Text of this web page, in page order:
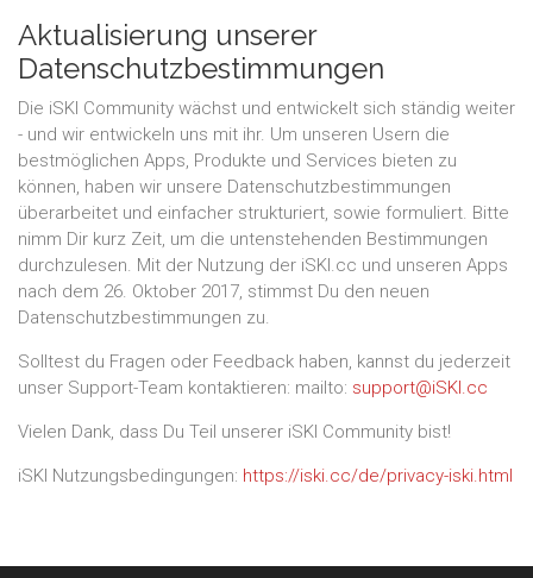
Aktualisierung unserer
Datenschutzbestimmungen
Die iSKI Community wächst und entwickelt sich ständig weiter
- und wir entwickeln uns mit ihr. Um unseren Usern die
bestmöglichen Apps, Produkte und Services bieten zu
können, haben wir unsere Datenschutzbestimmungen
überarbeitet und einfacher strukturiert, sowie formuliert. Bitte
nimm Dir kurz Zeit, um die untenstehenden Bestimmungen
durchzulesen. Mit der Nutzung der iSKI.cc und unseren Apps
nach dem 26. Oktober 2017, stimmst Du den neuen
Datenschutzbestimmungen zu.
Solltest du Fragen oder Feedback haben, kannst du jederzeit
unser Support-Team kontaktieren: mailto: support@iSKI.cc
Vielen Dank, dass Du Teil unserer iSKI Community bist!
iSKI Nutzungsbedingungen: https://iski.cc/de/privacy-iski.html